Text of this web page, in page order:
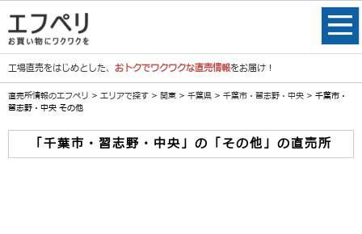
工場直売をはじめとした、 おトクでワクワクな直売情報をお届け！
直売所情報のエフペリ > エリアで探す > 関東 > 千葉県 > 千葉市・習志野・中央 > 千葉市・
習志野・中央 その他
「千葉市・習志野・中央」の「その他」の直売所